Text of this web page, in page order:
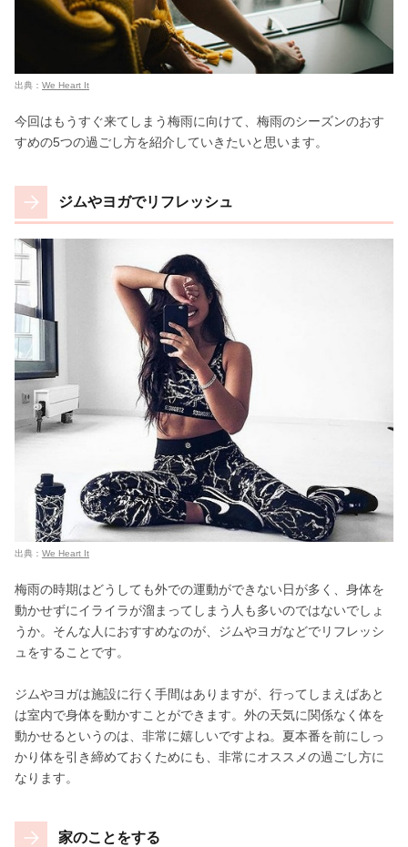
出典： We Heart It
今回はもうすぐ来てしまう梅雨に向けて、梅雨のシーズンのおす
すめの5つの過ごし方を紹介していきたいと思います。
ジムやヨガでリフレッシュ
出典： We Heart It
梅雨の時期はどうしても外での運動ができない日が多く、身体を
動かせずにイライラが溜まってしまう人も多いのではないでしょ
うか。そんな人におすすめなのが、ジムやヨガなどでリフレッシ
ュをすることです。
ジムやヨガは施設に行く手間はありますが、行ってしまえばあと
は室内で身体を動かすことができます。外の天気に関係なく体を
動かせるというのは、非常に嬉しいですよね。夏本番を前にしっ
かり体を引き締めておくためにも、非常にオススメの過ごし方に
なります。
家のことをする